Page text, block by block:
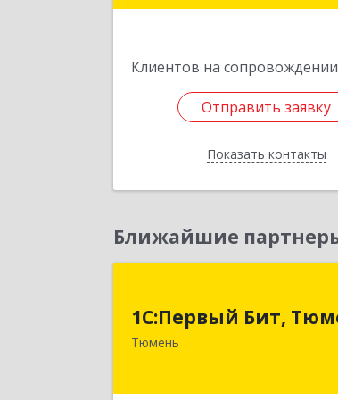
Клиентов на сопровождении
Отправить заявку
Показать контакты
Отправить заявку
Назад
Ближайшие
1С:Первый Бит,
Тюмень
625000, Тюменская обл,
Республики ул, дом №